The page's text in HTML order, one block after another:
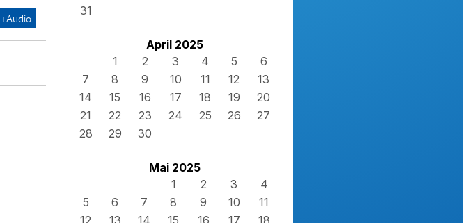
31
April 2025
1
2 3 4 5
6
7
8 9 10 11 12
13
14
15 16 17 18 19
20
21
22 23 24 25 26
27
28
29 30
Mai 2025
1
2 3
4
5
6 7 8 9 10
11
12
13 14 15 16 17
18
+Audio